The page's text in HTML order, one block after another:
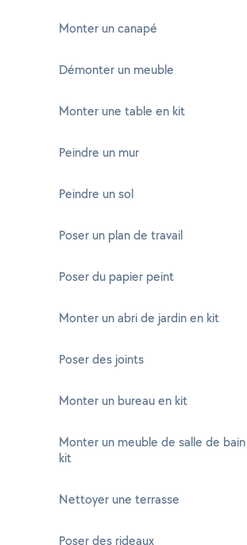
Monter un canapé
Démonter un meuble
Monter une table en kit
Peindre un mur
Peindre un sol
Poser un plan de travail
Poser du papier peint
Monter un abri de jardin en kit
Poser des joints
Monter un bureau en kit
Monter un meuble de salle de
kit
Nettoyer une terrasse
Poser des rideaux